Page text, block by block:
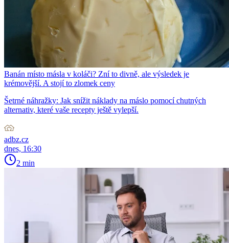
Banán místo másla v koláči? Zní to divně, ale výsledek je
krémovější. A stojí to zlomek ceny
Šetrné náhražky: Jak snížit náklady na máslo pomocí chutných
alternativ, které vaše recepty ještě vylepší.
adbz.cz
dnes, 16:30
2 min